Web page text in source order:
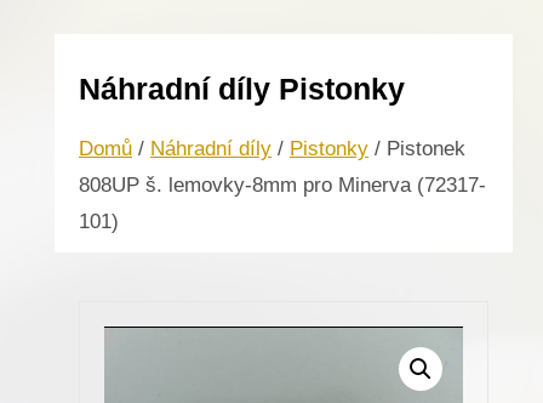
Náhradní díly Pistonky
Domů / Náhradní díly / Pistonky / Pistonek
808UP š. lemovky-8mm pro Minerva (72317-
101)